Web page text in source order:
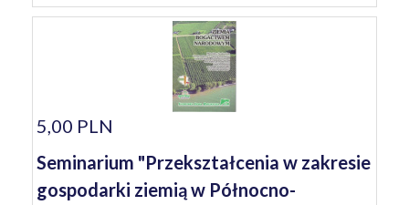
5,00 PLN
Seminarium "Przekształcenia w zakresie
gospodarki ziemią w Północno-